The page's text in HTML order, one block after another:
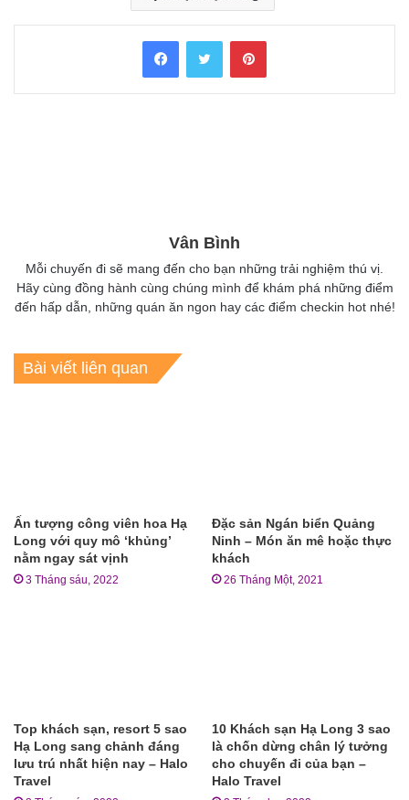
FacebookTwitter Pinterest
Vân Bình
Mỗi chuyến đi sẽ mang đến cho bạn những trải nghiệm thú vị.
Hãy cùng đồng hành cùng chúng mình để khám phá những điểm
đến hấp dẫn, những quán ăn ngon hay các điểm checkin hot nhé!
Bài viết liên quan
Ấn tượng công viên hoa Hạ
Long với quy mô ‘khủng’
nằm ngay sát vịnh
3 Tháng sáu, 2022
Đặc sản Ngán biển Quảng
Ninh – Món ăn mê hoặc thực
khách
26 Tháng Một, 2021
Top khách sạn, resort 5 sao
Hạ Long sang chảnh đáng
lưu trú nhất hiện nay – Halo
Travel
10 Khách sạn Hạ Long 3 sao
là chốn dừng chân lý tưởng
cho chuyến đi của bạn –
Halo Travel